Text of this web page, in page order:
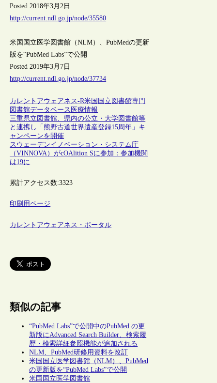
Posted 2018年3月2日
http://current.ndl.go.jp/node/35580
米国国立医学図書館（NLM）、PubMedの更新
版を“PubMed Labs”で公開
Posted 2019年3月7日
http://current.ndl.go.jp/node/37734
カレントアウェアネス-R米国 国立図書館専門
図書館データベース 医療情報
三重県立図書館、県内の公立・大学図書館等
と連携し「熊野古道世界遺産登録15周年」キ
ャンペーンを開催
スウェーデンイノベーション・システム庁
（VINNOVA）がcOAlition Sに参加：参加機関
は19に
累計アクセス数:3323
印刷用ページ
カレントアウェアネス・ポータル
類似の記事
“PubMed Labs”で公開中のPubMed の更
新版にAdvanced Search Builder、検索履
歴・検索詳細参照機能が追加される
NLM、PubMed研修用資料を改訂
米国国立医学図書館（NLM）、PubMed
の更新版を“PubMed Labs”で公開
米国国立医学図書館